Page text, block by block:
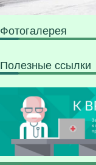
Фотогалерея
Полезные ссылки